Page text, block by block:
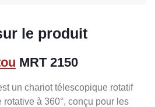
le produit
MRT 2150
un chariot télescopique rotatif
à 360°, conçu pour les